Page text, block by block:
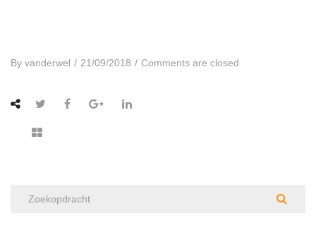
By vanderwel / 21/09/2018 / Comments are closed